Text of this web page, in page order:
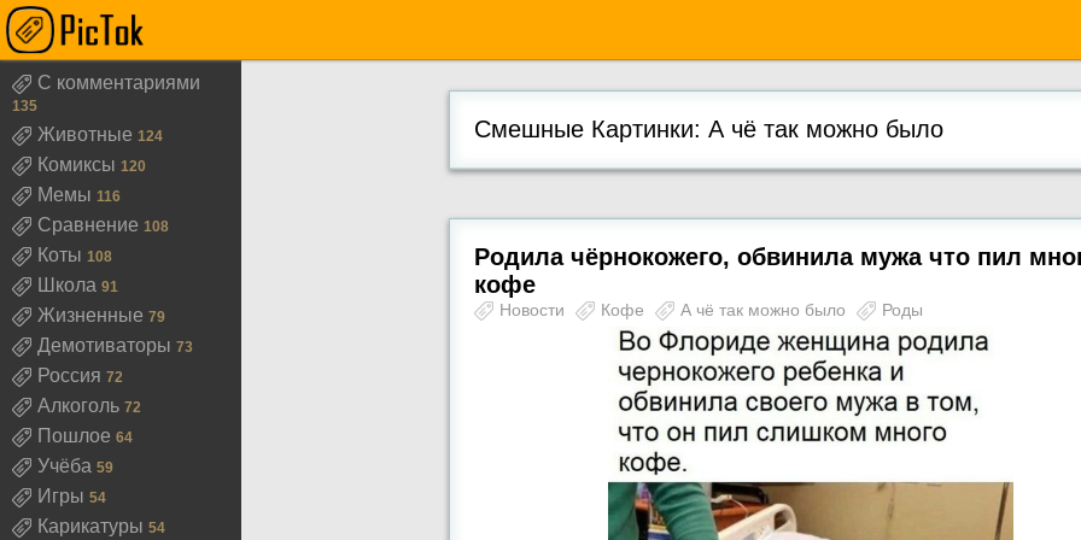
С комментариями
135
Животные 124
Комиксы 120
Мемы 116
Сравнение 108
Коты 108
Школа 91
Жизненные 79
Демотиваторы 73
Россия 72
Алкоголь 72
Пошлое 64
Учёба 59
Игры 54
Карикатуры 54
Смешные Картинки: А чё так можно было
Родила чёрнокожего, обвинила мужа что пил
кофе
Новости Кофе А чё так можно было Роды